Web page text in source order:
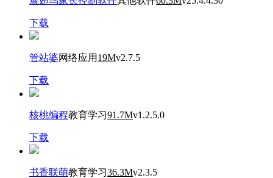
下载
管站婆网络应用 19Mv2.7.5
下载
核桃编程教育学习91.7Mv1.2.5.0
下载
书香联萌教育学习36.3Mv2.3.5